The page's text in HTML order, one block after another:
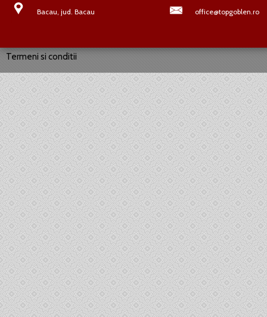
Bacau, jud. Bacau office@topgoblen.ro
Termeni si conditii